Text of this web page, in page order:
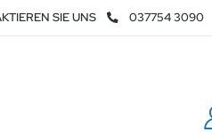
SIE UNS 037754 3090